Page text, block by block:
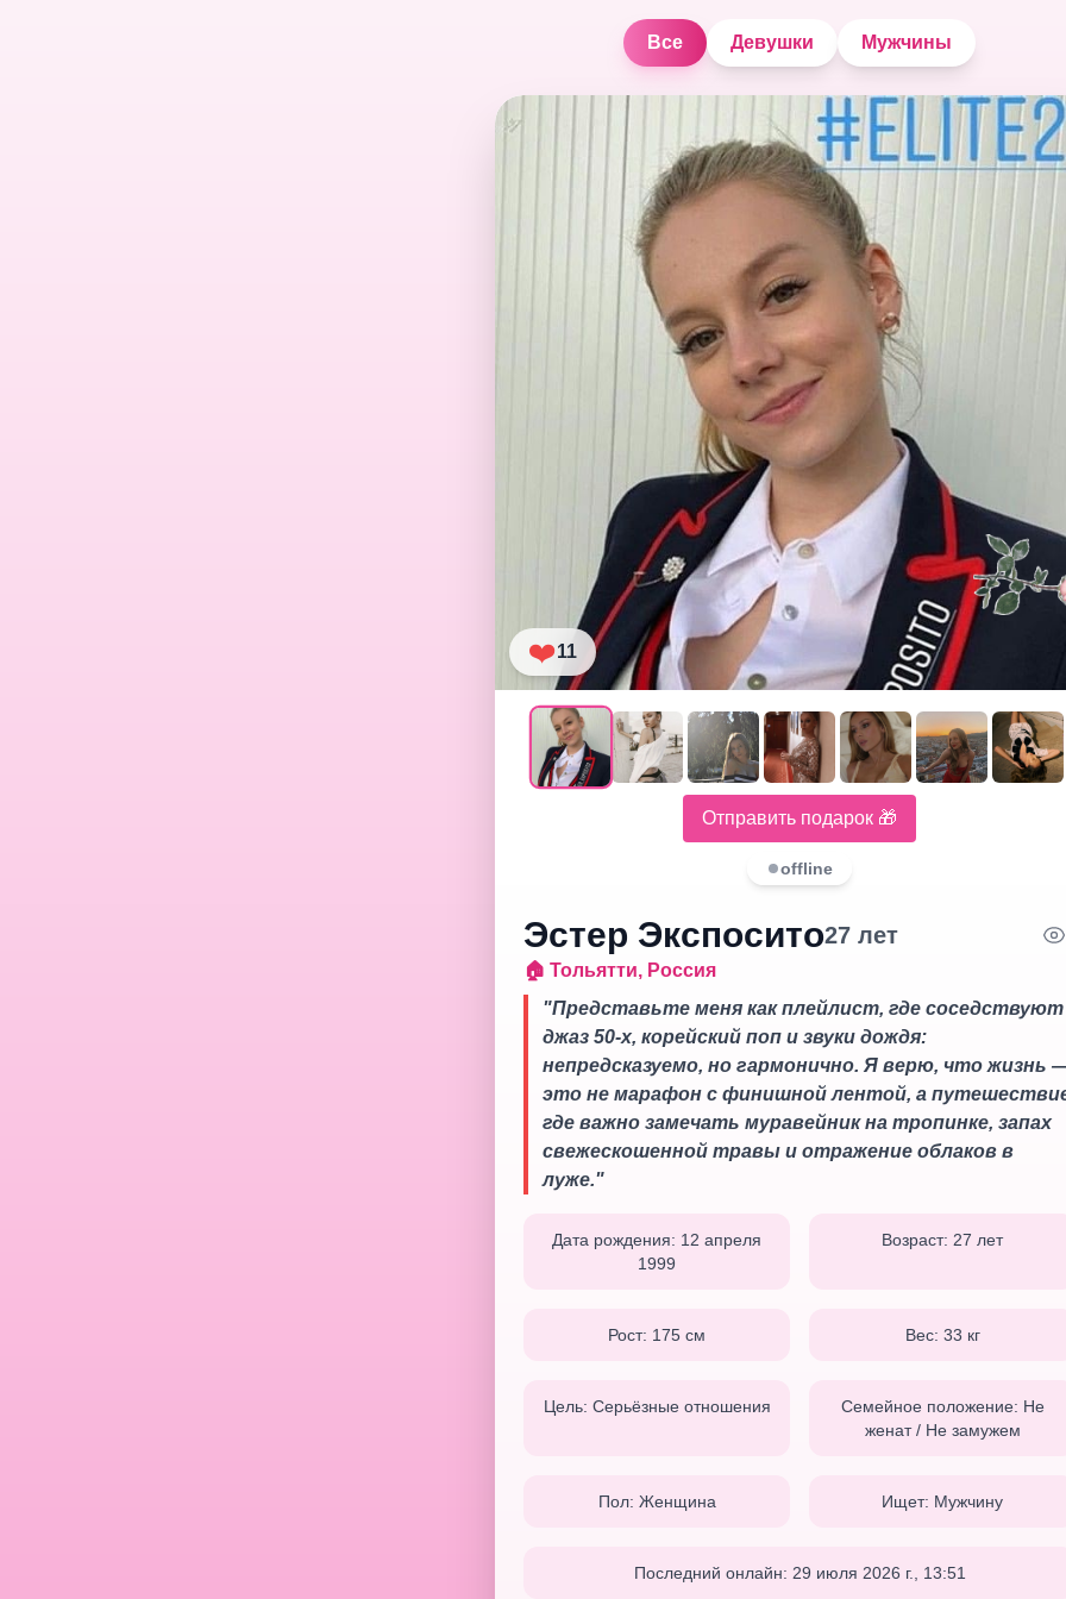
Все Девушки Мужчины
❤️11
Отправить подарок 🎁
offline
Эстер Экспосито27 лет
🏠 Тольятти, Россия
"Представьте меня как плейлист, где соседствуют
джаз 50‑х, корейский поп и звуки дождя:
непредсказуемо, но гармонично. Я верю, что жизнь
это не марафон с финишной лентой, а
где важно замечать муравейник на тропинке, запах
свежескошенной травы и отражение облаков в
луже."
Дата рождения: 12 апреля
1999
Возраст: 27 лет
Рост: 175 см Вес: 33 кг
Цель: Серьёзные отношения Семейное положение: Не
женат / Не замужем
Пол: Женщина Ищет: Мужчину
Последний онлайн: 29 июля 2026 г., 13:51